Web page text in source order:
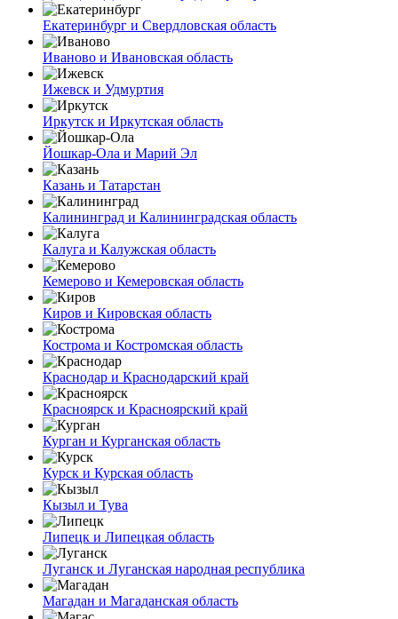
Екатеринбург и Свердловская область
Иваново и Ивановская область
Ижевск и Удмуртия
Иркутск и Иркутская область
Йошкар-Ола и Марий Эл
Казань и Татарстан
Калининград и Калининградская область
Калуга и Калужская область
Кемерово и Кемеровская область
Киров и Кировская область
Кострома и Костромская область
Краснодар и Краснодарский край
Красноярск и Красноярский край
Курган и Курганская область
Курск и Курская область
Кызыл и Тува
Липецк и Липецкая область
Луганск и Луганская народная республика
Магадан и Магаданская область